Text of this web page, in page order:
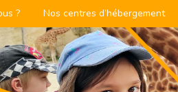
? Nos centres d’hébergement